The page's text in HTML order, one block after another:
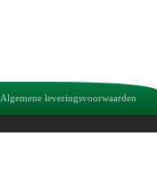
Algemene leveringsvoorwaarden